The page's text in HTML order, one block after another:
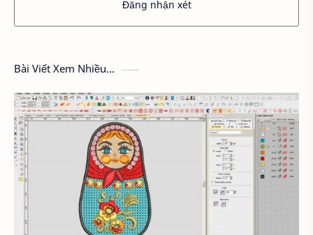
Đăng nhận xét
Bài Viết Xem Nhiều...